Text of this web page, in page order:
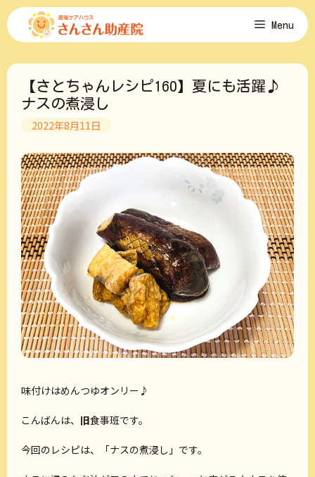
コ
ン
ツ
Menu
【さとちゃんレシピ160】夏にも活躍♪
ナスの煮浸し
2022年8月11日
味付けはめんつゆオンリー♪
こんばんは、 旧食事班です。
今回のレシピは、「ナスの煮浸し」です。